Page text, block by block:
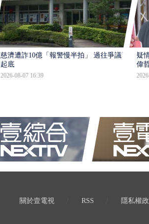
慈濟遭詐10億「報警慢半拍」 過往爭議遭
起底
2026-08-07 16:39
疑
偉
關於壹電視 RSS 隱私權